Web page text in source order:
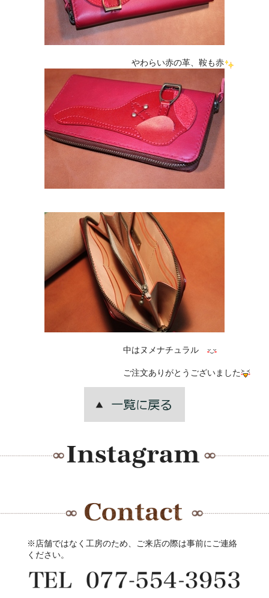
やわらい赤の革、鞍も赤
中はヌメナチュラル
ご注文ありがとうございました
※店舗ではなく工房のため、ご来店の際は事前にご連絡
ください。